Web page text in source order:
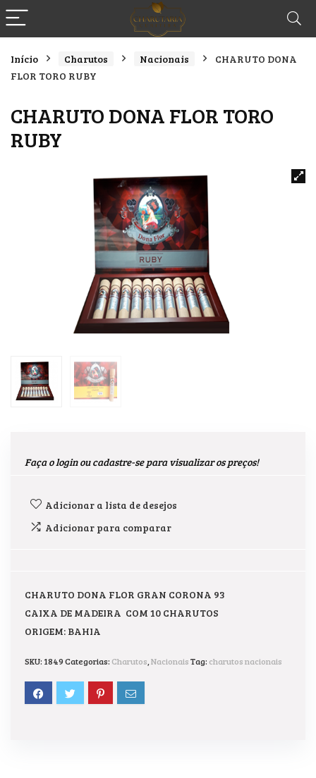
Início Charutos Nacionais
CHARUTO DONA
FLOR TORO RUBY
CHARUTO DONA FLOR TORO
RUBY
Faça o login ou cadastre-se para visualizar os preços!
Adicionar a lista de desejos
Adicionar para comparar
CHARUTO DONA FLOR GRAN CORONA 93
CAIXA DE MADEIRA COM 10 CHARUTOS
ORIGEM: BAHIA
SKU: 1849Categorias: Charutos NacionaisTag: charutos nacionais